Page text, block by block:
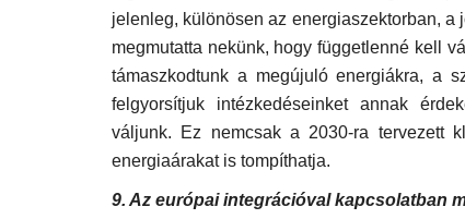
jelenleg, különösen az energiaszektorban,
megmutatta nekünk, hogy függetlenné kell
támaszkodtunk a megújuló energiákra, a
felgyorsítjuk intézkedéseinket annak
váljunk. Ez nemcsak a 2030-ra tervezett
energiaárakat is tompíthatja.
9. Az európai integrációval kapcsolatban